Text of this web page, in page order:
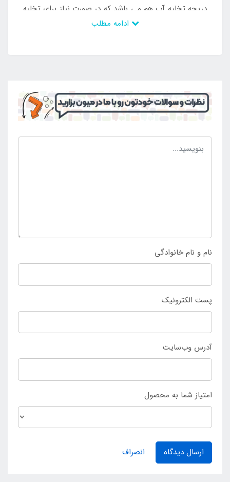
دریچه تخلیه آب هم می باشد که در صورت نیاز برای تخلیه
کردن آب استخر می توانید از این بخش هم استفاده کرده و
استفاده کنید. این محصول هیچ گونه خطری برای کودک
شما نخواهد داشت و بدون نگرانی می توانید از این
این ویژگی ها در کنار ضخامت بدنه و همین طور دیگر
نام و نام خانوادگی
پست الکترونیک
آدرس وب‌سایت
امتیاز شما به محصول
ارسال دیدگاه انصراف